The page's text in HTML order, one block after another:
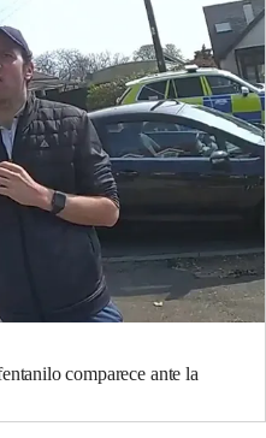
comparece ante la